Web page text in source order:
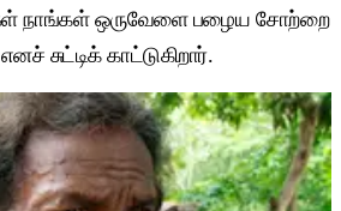
நாங்கள் ஒருவேளை பழைய சோற்றை
சுட்டிக் காட்டுகிறார்.